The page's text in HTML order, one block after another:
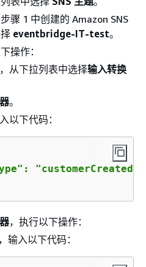
骤 1 中创建的 Amazon SNS
eventbridge-IT-test。
操作：
，从下拉列表中选择输入转换
。
以下代码：
"customerCreated"
，执行以下操作：
，输入以下代码：